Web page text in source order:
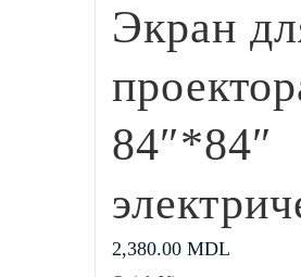
Экран
84″*84″
2,380.00 MDL